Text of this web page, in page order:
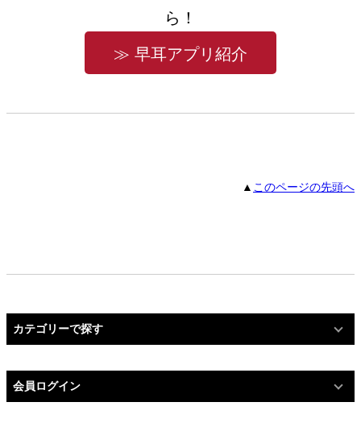
ら！
≫ 早耳アプリ紹介
▲ このページの先頭へ
カテゴリーで探す
会員ログイン